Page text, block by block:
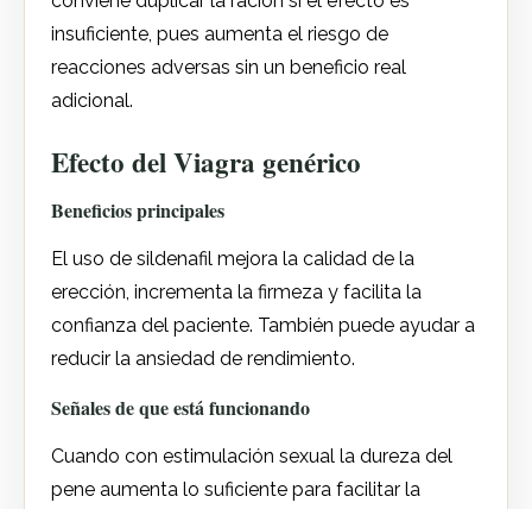
insuficiente, pues aumenta el riesgo de
reacciones adversas sin un beneficio real
adicional.
Efecto del Viagra genérico
Beneficios principales
El uso de sildenafil mejora la calidad de la
erección, incrementa la firmeza y facilita la
confianza del paciente. También puede ayudar a
reducir la ansiedad de rendimiento.
Señales de que está funcionando
Cuando con estimulación sexual la dureza del
pene aumenta lo suficiente para facilitar la